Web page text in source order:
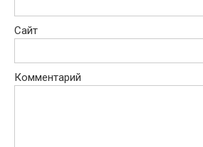
Сайт
Комментарий